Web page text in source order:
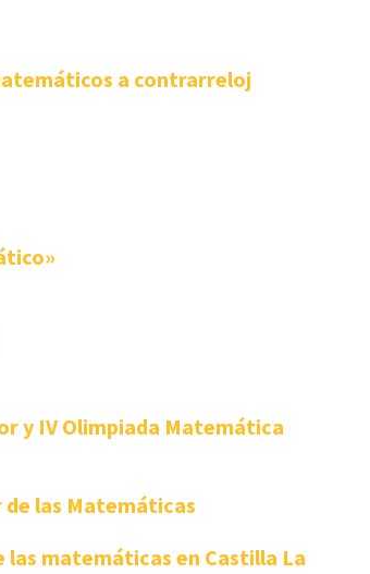
a contrarreloj
y IV Olimpiada Matemática
de las Matemáticas
las matemáticas en Castilla La